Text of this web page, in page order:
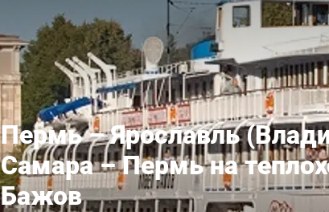
Пермь – Ярославль
Самара – Пермь на
Бажов